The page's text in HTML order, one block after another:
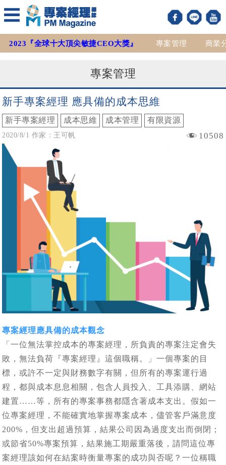
2023『全球十大頂尖敏捷CEO大獎』 專案管理 商業
專案管理
新手專案經理 應具備的成本思維
新手專案經理 成本思維 成本管理 有限資源
2020/8/1 作家：王可帆 10508
專案經理應具備的成本觀念
「一位無法掌控成本的專案經理，所負責的專案注定會失
敗，無法負荷『專案經理』這個職稱。」一個專案的目
標，或許不一定與財務數字有關，但所有的專案運行過
程，都與成本息息相關，包含人員投入、工具添購、網站
建置……等，所有的專案事務都隱含著成本支出。假如一
位專案經理，不能確實地掌握專案成本，儘管客戶滿意度
200%，但支出超過預算，結果公司因為過度支出而倒閉；
或節省50%專案預算，結果施工期嚴重落後，請問這位專
案經理該如何在結案時衡量專案的成功與否呢？一位稱職